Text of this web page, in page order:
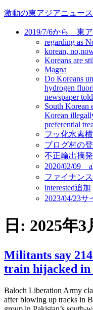
コ
激動の東アジアニュー
2019/7/6から 東
regarding as
korean,
Koreans are
Magna
Do Koreans
hydrogen
newspaper
South Korean
Korean
preferential
フッ化水素
ブログ村の
不正輸出摘
2020/02/09
ファイナンス
interested追加
2023/04/23
日: 2025年3
Militants say
train hijacked in
Baloch Liberation Army
after blowing up tracks in